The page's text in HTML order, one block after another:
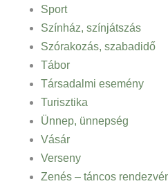
Sport
Színház, színjátszás
Szórakozás, szabadidő
Tábor
Társadalmi esemény
Turisztika
Ünnep, ünnepség
Vásár
Verseny
Zenés – táncos